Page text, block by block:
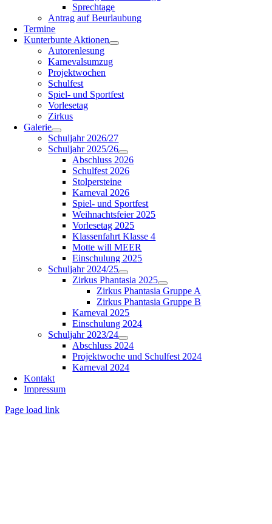
Sprechtage
Antrag auf Beurlaubung
Termine
Kunterbunte Aktionen
Autorenlesung
Karnevalsumzug
Projektwochen
Schulfest
Spiel- und Sportfest
Vorlesetag
Zirkus
Galerie
Schuljahr 2026/27
Schuljahr 2025/26
Abschluss 2026
Schulfest 2026
Stolpersteine
Karneval 2026
Spiel- und Sportfest
Weihnachtsfeier 2025
Vorlesetag 2025
Klassenfahrt Klasse 4
Motte will MEER
Einschulung 2025
Schuljahr 2024/25
Zirkus Phantasia 2025
Zirkus Phantasia Gruppe A
Zirkus Phantasia Gruppe B
Karneval 2025
Einschulung 2024
Schuljahr 2023/24
Abschluss 2024
Projektwoche und Schulfest 2024
Karneval 2024
Kontakt
Impressum
Page load link